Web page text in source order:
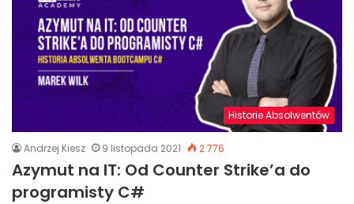
Historie Absolwentów
Andrzej Kiesz 9 listopada 2021 2 776
Azymut na IT: Od Counter Strike’a do
programisty C#